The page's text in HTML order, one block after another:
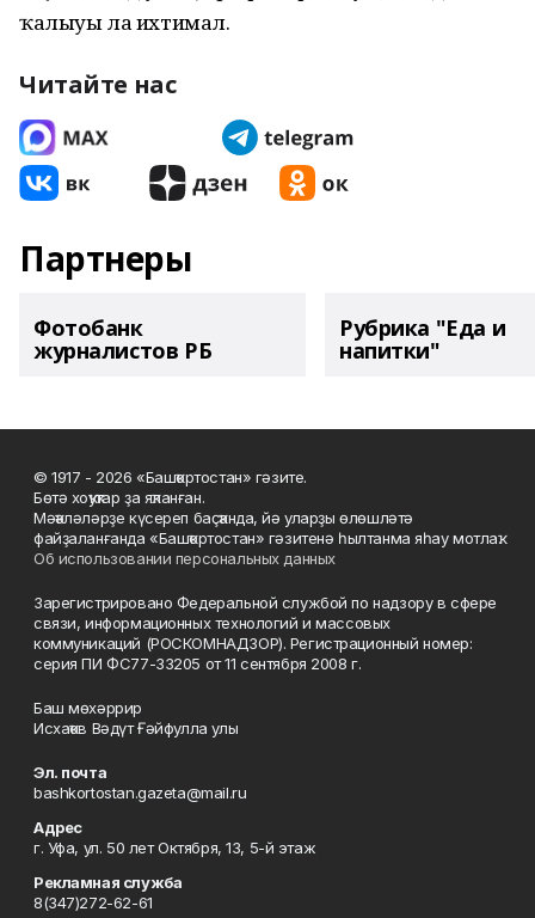
ҡалыуы ла ихтимал.
Читайте нас
Партнеры
Фотобанк
журналистов РБ
Рубрика "Еда и
напитки"
© 1917 - 2026 «Башҡортостан» гәзите.
Бөтә хоҡуҡтар ҙа яҡланған.
Мәҡәләләрҙе күсереп баҫҡанда, йә уларҙы өлөшләтә
файҙаланғанда «Башҡортостан» гәзитенә һылтанма яһау мотлаҡ.
Об использовании персональных данных
Зарегистрировано Федеральной службой по надзору в сфере
связи, информационных технологий и массовых
коммуникаций (РОСКОМНАДЗОР). Регистрационный номер:
серия ПИ ФС77-33205 от 11 сентября 2008 г.
Баш мөхәррир
Исхаҡов Вәдүт Ғәйфулла улы
Эл. почта
bashkortostan.gazeta@mail.ru
Адрес
г. Уфа, ул. 50 лет Октября, 13, 5-й этаж
Рекламная служба
8(347)272-62-61